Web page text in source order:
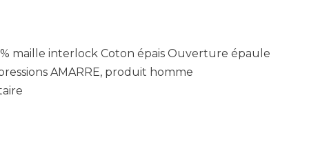
maille interlock Coton épais Ouverture épaule
AMARRE, produit homme